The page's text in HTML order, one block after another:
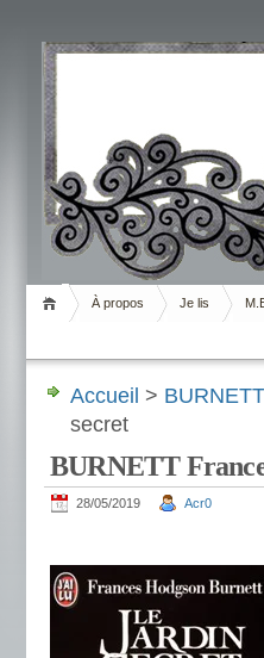
Livrement
À propos Je lis
Accueil >
secret
BURNETT
28/05/2019 Acr0